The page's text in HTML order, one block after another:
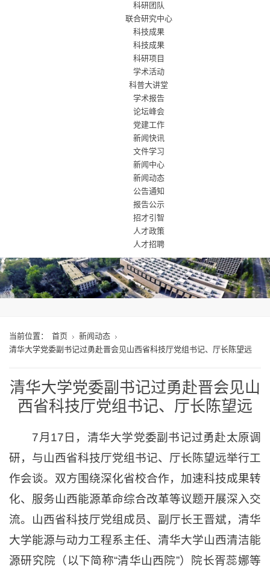
科研团队
联合研究中心
科技成果
科技成果
科研项目
学术活动
科普大讲堂
学术报告
论坛峰会
党建工作
新闻快讯
文件学习
新闻中心
新闻动态
公告通知
报告公示
招才引智
人才政策
人才招聘
当前位置： 首页
新闻动态
清华大学党委副书记过勇赴晋会见山西省科技厅党组书记、厅长陈望远
清华大学党委副书记过勇赴晋会见山
西省科技厅党组书记、厅长陈望远
7月17日，清华大学党委副书记过勇赴太原调
研，与山西省科技厅党组书记、厅长陈望远举行工
作会谈。双方围绕深化省校合作，加速科技成果转
化、服务山西能源革命综合改革等议题开展深入交
流。山西省科技厅党组成员、副厅长王晋斌，清华
大学能源与动力工程系主任、清华大学山西清洁能
源研究院（以下简称“清华山西院”）院长胥蕊娜等